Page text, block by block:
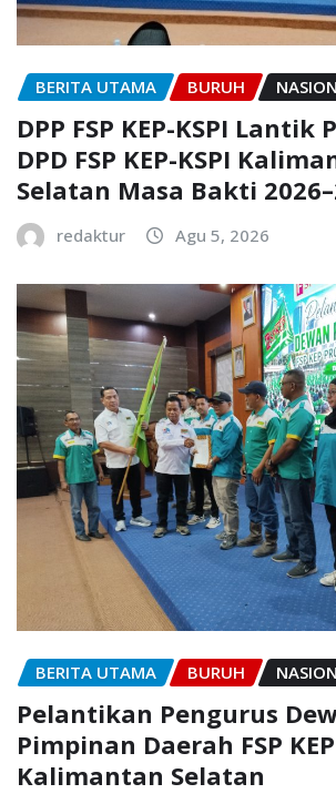
BERITA UTAMA BURUH
DPP FSP KEP-KSPI Lantik
DPD FSP KEP-KSPI
Selatan Masa Bakti
redaktur Agu 5, 2026
BERITA UTAMA BURUH
Pelantikan Pengurus
Pimpinan Daerah FSP
Kalimantan Selatan